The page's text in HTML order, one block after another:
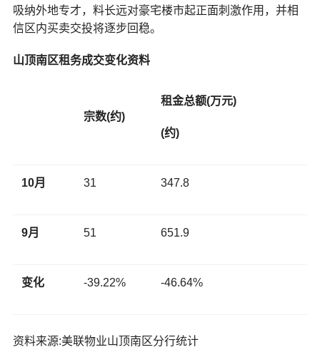
吸纳外地专才，料长远对豪宅楼市起正面刺激作用，并相
信区内买卖交投将逐步回稳。
山顶南区租务成交变化资料
宗数(约)
租金总额(万元)
(约)
10月 31 347.8
9月 51 651.9
变化 -39.22% -46.64%
资料来源:美联物业山顶南区分行统计